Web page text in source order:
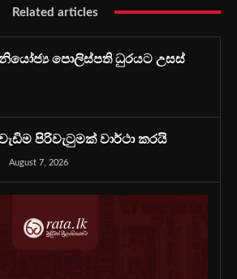
Related articles
නියෝජ්‍ය පොලිස්පති ධුරයට උසස්
පිරිවැටුමක් වාර්ථා කරයි
August 7, 2026